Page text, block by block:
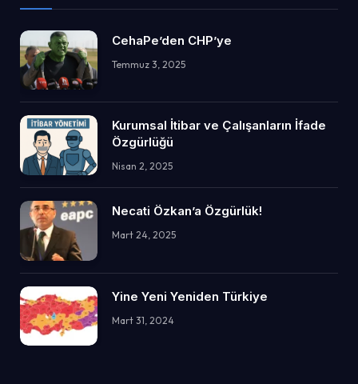
CehaPe’den CHP’ye
Temmuz 3, 2025
Kurumsal İtibar ve Çalışanların İfade
Özgürlüğü
Nisan 2, 2025
Necati Özkan’a Özgürlük!
Mart 24, 2025
Yine Yeni Yeniden Türkiye
Mart 31, 2024